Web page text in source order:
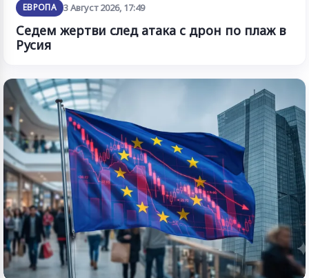
ЕВРОПА 3 Август 2026, 17:49
Седем жертви след атака с дрон по плаж в
Русия